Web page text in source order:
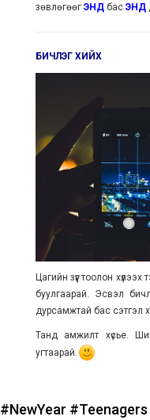
зөвлөгөөг ЭНДбас ЭНД
БИЧЛЭГ ХИЙХ
Цагийн зүүг тоолон
буулгаарай. Эсвэл
дурсамжтай бас сэтгэл
Танд амжилт хүсье.
угтаарай.
#NewYear #Teenagers